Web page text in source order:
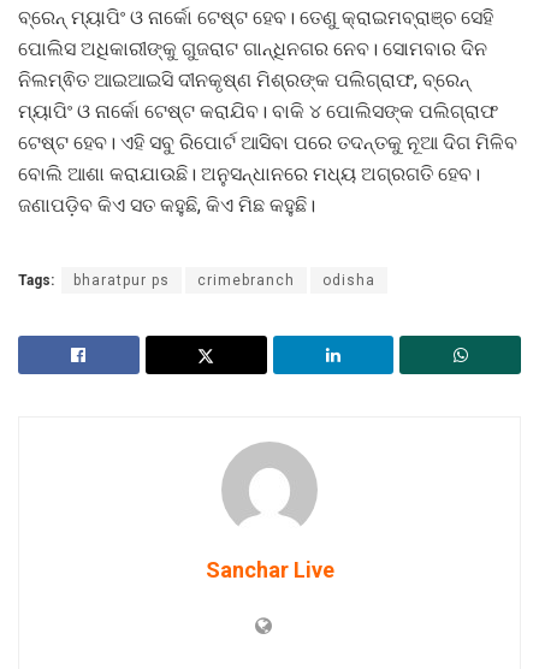
ବ୍ରେନ୍ ମ୍ୟାପିଂ ଓ ନାର୍କୋ ଟେଷ୍ଟ ହେବ। ତେଣୁ କ୍ରାଇମବ୍ରାଞ୍ଚ ସେହି
ପୋଲିସ ଅଧିକାରୀଙ୍କୁ ଗୁଜରାଟ ଗାନ୍ଧିନଗର ନେବ। ସୋମବାର ଦିନ
ନିଲମ୍ଵିତ ଆଇଆଇସି ଦୀନକୃଷ୍ଣ ମିଶ୍ରଙ୍କ ପଲିଗ୍ରାଫ, ବ୍ରେନ୍
ମ୍ୟାପିଂ ଓ ନାର୍କୋ ଟେଷ୍ଟ କରାଯିବ। ବାକି ୪ ପୋଲିସଙ୍କ ପଲିଗ୍ରାଫ
ଟେଷ୍ଟ ହେବ। ଏହି ସବୁ ରିପୋର୍ଟ ଆସିବା ପରେ ତଦନ୍ତକୁ ନୂଆ ଦିଗ ମିଳିବ
ବୋଲି ଆଶା କରାଯାଉଛି। ଅନୁସନ୍ଧାନରେ ମଧ୍ୟ ଅଗ୍ରଗତି ହେବ।
ଜଣାପଡ଼ିବ କିଏ ସତ କହୁଛି, କିଏ ମିଛ କହୁଛି।
Tags: bharatpur ps crimebranch odisha
Sanchar Live